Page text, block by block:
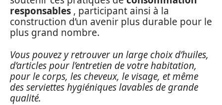
responsables , participant ainsi à la
construction d’un avenir plus durable pour le
plus grand nombre.
Vous pouvez y retrouver un large choix d’huiles,
d’articles pour l’entretien de votre habitation,
pour le corps, les cheveux, le visage, et même
des serviettes hygiéniques lavables de grande
qualité.